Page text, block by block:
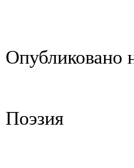
Опубликовано
Поэзия